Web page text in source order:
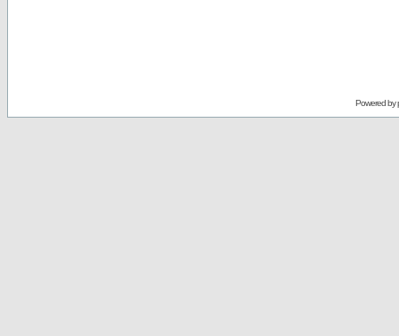
Powered by